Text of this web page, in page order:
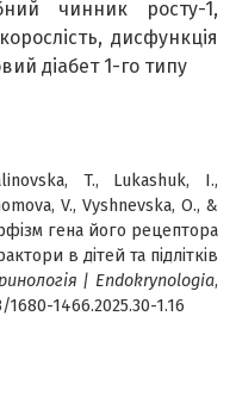
чинник росту-1
дисфункція
діабет 1-го типу
T., Lukashuk, I.,
V., Vyshnevska, O., &
гена його рецептора
в дітей та підлітків
| Endokrynologia,
1466.2025.30-1.16